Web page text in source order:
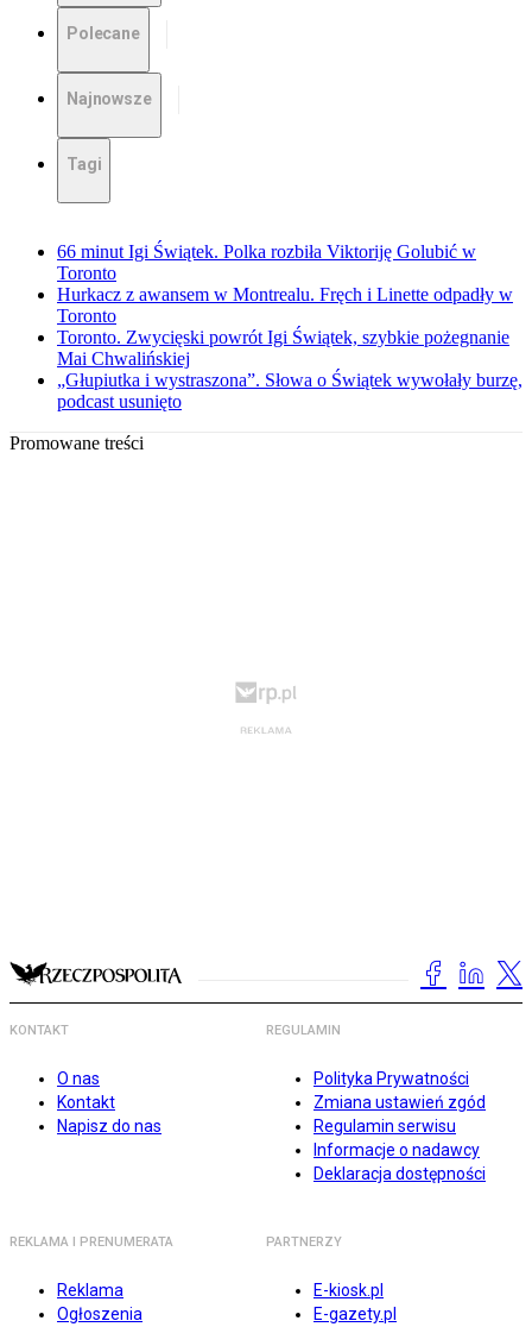
Polecane
Najnowsze
Tagi
66 minut Igi Świątek. Polka rozbiła Viktoriję Golubić w
Toronto
Hurkacz z awansem w Montrealu. Fręch i Linette odpadły w
Toronto
Toronto. Zwycięski powrót Igi Świątek, szybkie pożegnanie
Mai Chwalińskiej
„Głupiutka i wystraszona”. Słowa o Świątek wywołały burzę,
podcast usunięto
Promowane treści
KONTAKT
O nas
Kontakt
Napisz do nas
REGULAMIN
Polityka Prywatności
Zmiana ustawień zgód
Regulamin serwisu
Informacje o nadawcy
Deklaracja dostępności
REKLAMA I PRENUMERATA
Reklama
Ogłoszenia
PARTNERZY
E-kiosk.pl
E-gazety.pl